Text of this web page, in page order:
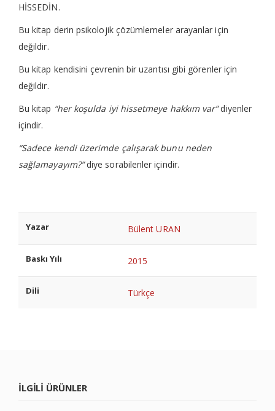
HİSSEDİN.
Bu kitap derin psikolojik çözümlemeler arayanlar için
değildir.
Bu kitap kendisini çevrenin bir uzantısı gibi görenler için
değildir.
Bu kitap “her koşulda iyi hissetmeye hakkım var”diyenler
içindir.
“Sadece kendi üzerimde çalışarak bunu neden
sağlamayayım?”diye sorabilenler içindir.
Yazar Bülent URAN
Baskı Yılı 2015
Dili Türkçe
ILGILI ÜRÜNLER